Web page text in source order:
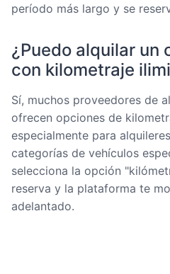
período más largo y se
¿Puedo alquilar un
con kilometraje
Sí, muchos proveedores de
ofrecen opciones de
especialmente para
categorías de vehículos
selecciona la opción
reserva y la plataforma te
adelantado.